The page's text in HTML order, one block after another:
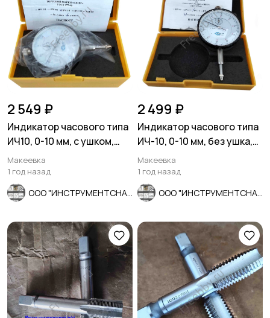
2 549 ₽
Индикатор часового типа
ИЧ10, 0-10 мм, с ушком,
0,01 мм, класс 1.
Макеевка
1 год назад
2 499 ₽
Индикатор часового типа
ИЧ-10, 0-10 мм, без ушка,
кл 1; 0,01 мм,
Макеевка
1 год назад